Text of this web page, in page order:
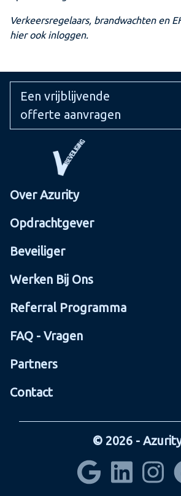
Verkeersregelaars, brandwachten en
hier ook inloggen.
Een vrijblijvende
offerte aanvragen
Over Azurity
Opdrachtgever
Beveiliger
Werken Bij Ons
Referral Programma
FAQ - Vragen
Partners
Contact
© 2026 -